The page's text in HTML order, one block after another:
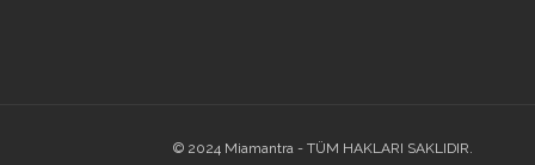
© 2024 Miamantra - TÜM HAKLARI SAKLIDIR.